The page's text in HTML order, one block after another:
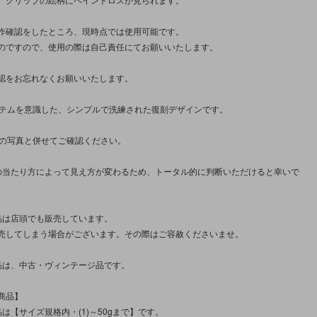
確認をしたところ、現時点では使用可能です。
ですので、使用の際は自己責任にてお願いいたします。
をお忘れなくお願いいたします。
ムを意識した、シンプルで洗練された復刻デザインです。
写真と併せてご確認ください。
たり方によって見え方が変わるため、トータル的に判断いただけると幸いで
店頭でも販売しています。
してしまう場合がございます。その際はご容赦くださいませ。
、中古・ヴィンテージ品です。
】
【サイズ規格内・(1)～50gまで】です。